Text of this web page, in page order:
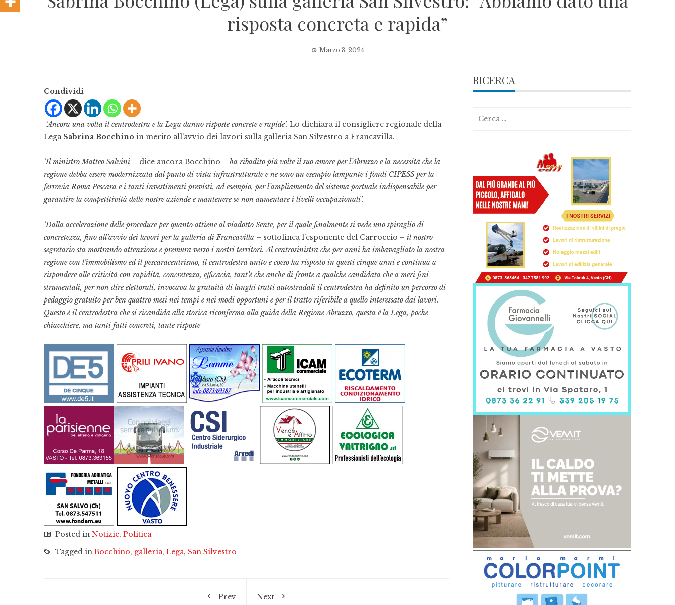
risposta concreta e rapida”
Marzo 3, 2024
Condividi
‘Ancora una volta il centrodestra e la Lega danno risposte concrete e rapide’. Lo dichiara il consigliere regionale della
Lega Sabrina Bocchino in merito all’avvio dei lavori sulla galleria San Silvestro a Francavilla.
‘Il ministro Matteo Salvini – dice ancora Bocchino – ha ribadito più volte il suo amore per l’Abruzzo e la necessità che la
regione debba essere modernizzata dal punto di vista infrastrutturale e ne sono un esempio lampante i fondi CIPESS per la
ferrovia Roma Pescara e i tanti investimenti previsti, ad esempio, per l’ampliamento del sistema portuale indispensabile per
garantire la competitività delle nostre aziende e mantenere se non aumentare i livelli occupazionali’.
‘Dalla accelerazione delle procedure per quanto attiene al viadotto Sente, per il quale finalmente si vede uno spiraglio di
concretezza, fino all’avvio dei lavori per la galleria di Francavilla – sottolinea l’esponente del Carroccio – il nostro
segretario sta mostrando attenzione e premura verso i nostri territori. Al centrosinistra che per anni ha imbavagliato la nostra
regione con l’immobilismo ed il pescaracentrismo, il centrodestra unito e coeso ha risposto in questi cinque anni e continua a
rispondere alle criticità con rapidità, concretezza, efficacia, tant’è che anche di fronte a qualche candidata che a meri fini
strumentali, per non dire elettorali, invocava la gratuità di lunghi tratti autostradali il centrodestra ha definito un percorso di
pedaggio gratuito per ben quattro mesi nei tempi e nei modi opportuni e per il tratto riferibile a quello interessato dai lavori.
Questo è il centrodestra che si ricandida alla storica riconferma alla guida della Regione Abruzzo, questa è la Lega, poche
chiacchiere, ma tanti fatti concreti, tante risposte
Posted in Notizie, Politica
Tagged in Bocchino, galleria, Lega, San Silvestro
Prev
Next
RICERCA